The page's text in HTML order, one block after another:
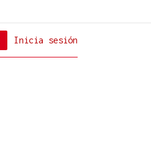
Inicia sesión